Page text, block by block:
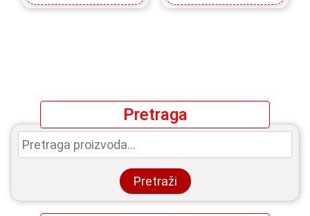
Pretraga
Pretraga
za:
Pretraži